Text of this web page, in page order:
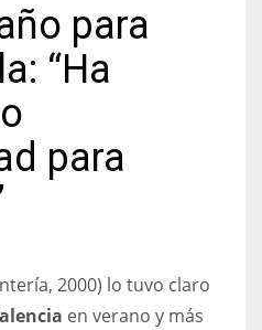
para
“Ha
para
2000) lo tuvo claro
en verano y más